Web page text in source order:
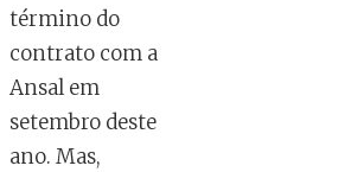
término do
contrato com a
Ansal em
setembro deste
ano. Mas,